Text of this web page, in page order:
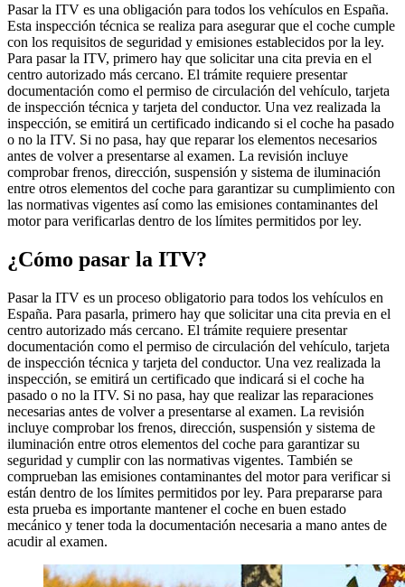
Pasar la ITV es una obligación para todos los vehículos en España.
Esta inspección técnica se realiza para asegurar que el coche cumple
con los requisitos de seguridad y emisiones establecidos por la ley.
Para pasar la ITV, primero hay que solicitar una cita previa en el
centro autorizado más cercano. El trámite requiere presentar
documentación como el permiso de circulación del vehículo, tarjeta
de inspección técnica y tarjeta del conductor. Una vez realizada la
inspección, se emitirá un certificado indicando si el coche ha pasado
o no la ITV. Si no pasa, hay que reparar los elementos necesarios
antes de volver a presentarse al examen. La revisión incluye
comprobar frenos, dirección, suspensión y sistema de iluminación
entre otros elementos del coche para garantizar su cumplimiento con
las normativas vigentes así como las emisiones contaminantes del
motor para verificarlas dentro de los límites permitidos por ley.
¿Cómo pasar la ITV?
Pasar la ITV es un proceso obligatorio para todos los vehículos en
España. Para pasarla, primero hay que solicitar una cita previa en el
centro autorizado más cercano. El trámite requiere presentar
documentación como el permiso de circulación del vehículo, tarjeta
de inspección técnica y tarjeta del conductor. Una vez realizada la
inspección, se emitirá un certificado que indicará si el coche ha
pasado o no la ITV. Si no pasa, hay que realizar las reparaciones
necesarias antes de volver a presentarse al examen. La revisión
incluye comprobar los frenos, dirección, suspensión y sistema de
iluminación entre otros elementos del coche para garantizar su
seguridad y cumplir con las normativas vigentes. También se
comprueban las emisiones contaminantes del motor para verificar si
están dentro de los límites permitidos por ley. Para prepararse para
esta prueba es importante mantener el coche en buen estado
mecánico y tener toda la documentación necesaria a mano antes de
acudir al examen.